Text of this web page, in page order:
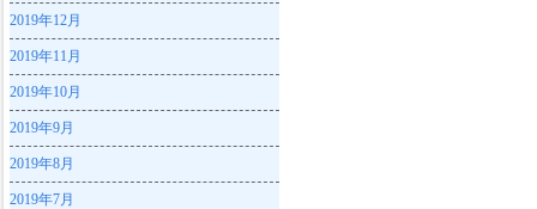
2019年12月
2019年11月
2019年10月
2019年9月
2019年8月
2019年7月